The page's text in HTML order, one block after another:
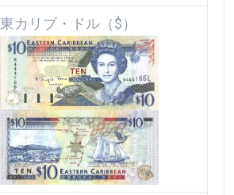
東カリブ・ドル（$）